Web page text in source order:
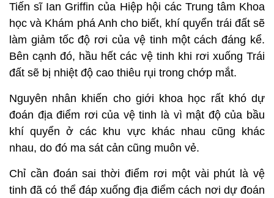
Tiến sĩ Ian Griffin của Hiệp hội các Trung tâm Khoa
học và Khám phá Anh cho biết, khí quyển trái đất sẽ
làm giảm tốc độ rơi của vệ tinh một cách đáng kể.
Bên cạnh đó, hầu hết các vệ tinh khi rơi xuống Trái
đất sẽ bị nhiệt độ cao thiêu rụi trong chớp mắt.
Nguyên nhân khiến cho giới khoa học rất khó dự
đoán địa điểm rơi của vệ tinh là vì mật độ của bầu
khí quyển ở các khu vực khác nhau cũng khác
nhau, do đó ma sát cản cũng muôn vẻ.
Chỉ cần đoán sai thời điểm rơi một vài phút là vệ
tinh đã có thể đáp xuống địa điểm cách nơi dự đoán